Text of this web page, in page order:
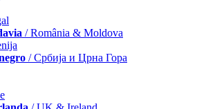
/ România & Moldova
/ Србија и Црна Гора